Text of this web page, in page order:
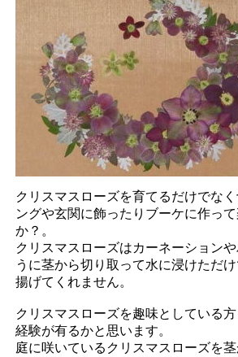
クリスマスローズを育てるだけでな
ングや玄関に飾ったりブーケに作っ
か？。
クリスマスローズはカーネーション
うに茎から切り取って水に浸けただ
揚げてくれません。
クリスマスローズを趣味としている
経験が有るかと思います。
庭に咲いているクリスマスローズを